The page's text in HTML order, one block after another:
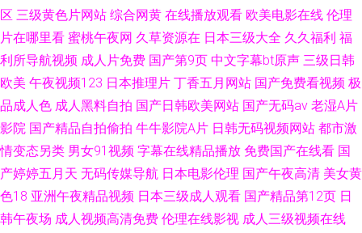
区 三级黄色片网站 综合网黄 在线播放观看 欧美电影在线 伦理
片在哪里看 蜜桃午夜网 久草资源在 日本三级大全 久久福利 福
利所导航视频 成人片免费 国产第9页 中文字幕bt原声 三级日韩
欧美 午夜视频123 日本推理片 丁香五月网站 国产免费看视频 极
品成人色 成人黑料自拍 国产日韩欧美网站 国产无码av 老湿A片
影院 国产精品自拍偷拍 牛牛影院A片 日韩无码视频网站 都市激
情变态另类 男女91视频 字幕在线精品播放 免费国产在线看 国
产婷婷五月天 无码传媒导航 日本电影伦理 国产午夜高清 美女黄
色18 亚洲午夜精品视频 日本三级成人观看 国产精品第12页 日
韩午夜场 成人视频高清免费 伦理在线影视 成人三级视频在线